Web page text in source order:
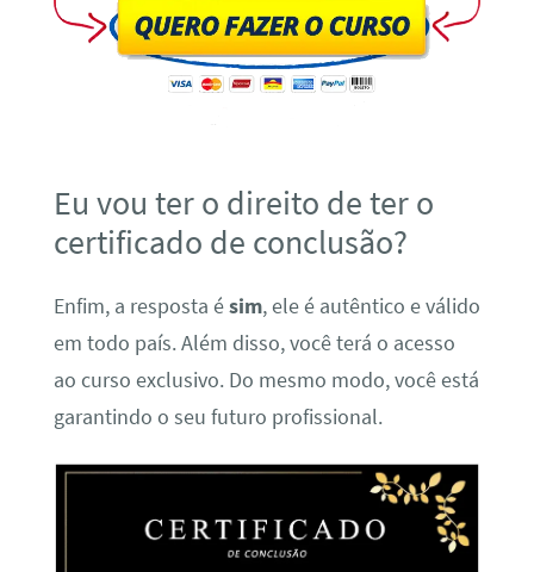
Eu vou ter o direito de ter o
certificado de conclusão?
Enfim, a resposta ésim, ele é autêntico e válido
em todo país. Além disso, você terá o acesso
ao curso exclusivo. Do mesmo modo, você está
garantindo o seu futuro profissional.